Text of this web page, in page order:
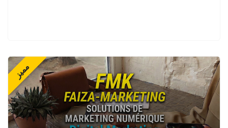
مميز